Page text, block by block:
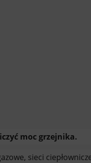
moc grzejnika.
sieci